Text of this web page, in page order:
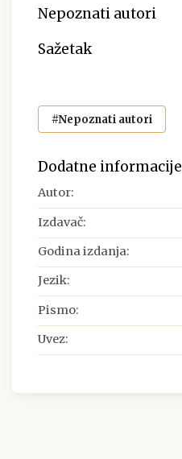
Nepoznati autori
Sažetak
#Nepoznati autori
Dodatne informacije
Autor:
Izdavač:
Godina izdanja:
Jezik:
Pismo:
Uvez: